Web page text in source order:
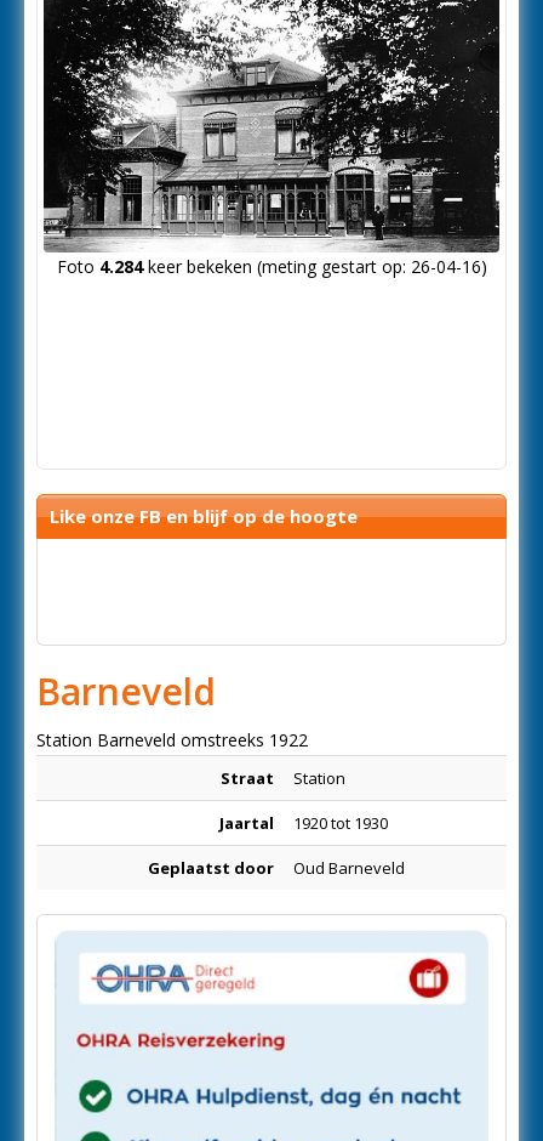
Foto 4.284keer bekeken (meting gestart op: 26-04-16)
Like onze FB en blijf op de hoogte
Barneveld
Station Barneveld omstreeks 1922
Straat Station
Jaartal 1920 tot 1930
Geplaatst door Oud Barneveld